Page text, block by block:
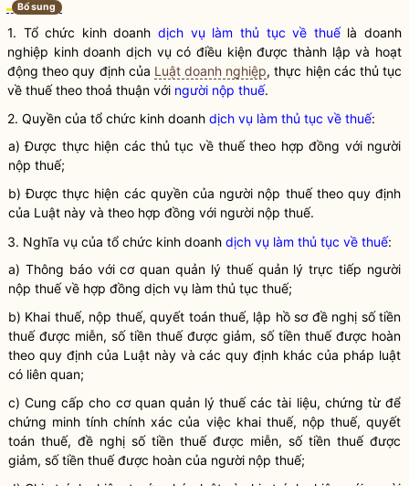
Bổ sung
1. Tổ chức kinh doanhdịch vụ làm thủ tục về thuếlà doanh
nghiệp kinh doanh dịch vụ có điều kiện được thành lập và hoạt
động theo quy định của Luật doanh nghiệp, thực hiện các thủ tục
về thuế theo thoả thuận với người nộp thuế.
2. Quyền của tổ chức kinh doanh dịch vụ làm thủ tục về thuế:
a) Được thực hiện các thủ tục về thuế theo hợp đồng với người
nộp thuế;
b) Được thực hiện các quyền của người nộp thuếtheo quy định
của Luật này và theo hợp đồng với người nộp thuế.
3. Nghĩa vụ của tổ chức kinh doanh dịch vụ làm thủ tục về thuế:
a) Thông báo với cơ quan quản lý thuế quản lý trực tiếp người
nộp thuếvề hợp đồng dịch vụ làm thủ tục thuế;
b) Khai thuế, nộp thuế, quyết toánthuế, lập hồ sơ đề nghị số tiền
thuếđược miễn, số tiền thuếđược giảm, số tiền thuếđược hoàn
theo quy định của Luậtnày và các quy định khác của pháp luật
có liên quan;
c) Cung cấp cho cơ quan quản lý thuế các tài liệu, chứng từ để
chứng minh tính chính xác của việc khai thuế, nộp thuế, quyết
toán thuế, đề nghị số tiền thuế được miễn, số tiền thuế được
giảm, số tiền thuế được hoàn của người nộp thuế;